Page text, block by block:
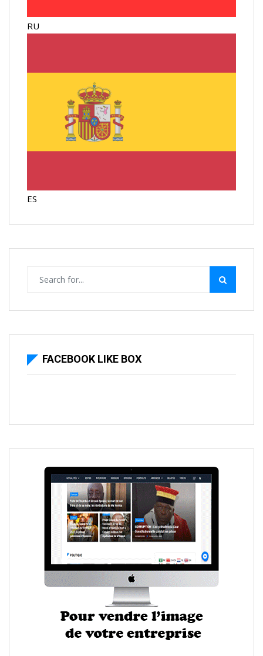
RU
ES
FACEBOOK LIKE BOX